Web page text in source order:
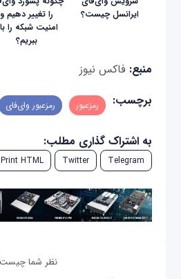
ایرانسل چیست؟
را تغییر دهیم و
امنیت شبکه را
ببریم؟
منبع:فاکس نیوز
برچسب:
رمزعبور رمزعبور وای‌فای
به اشتراک گذاری مطلب:
Telegram
Twitter
Print HTML
نظر شما